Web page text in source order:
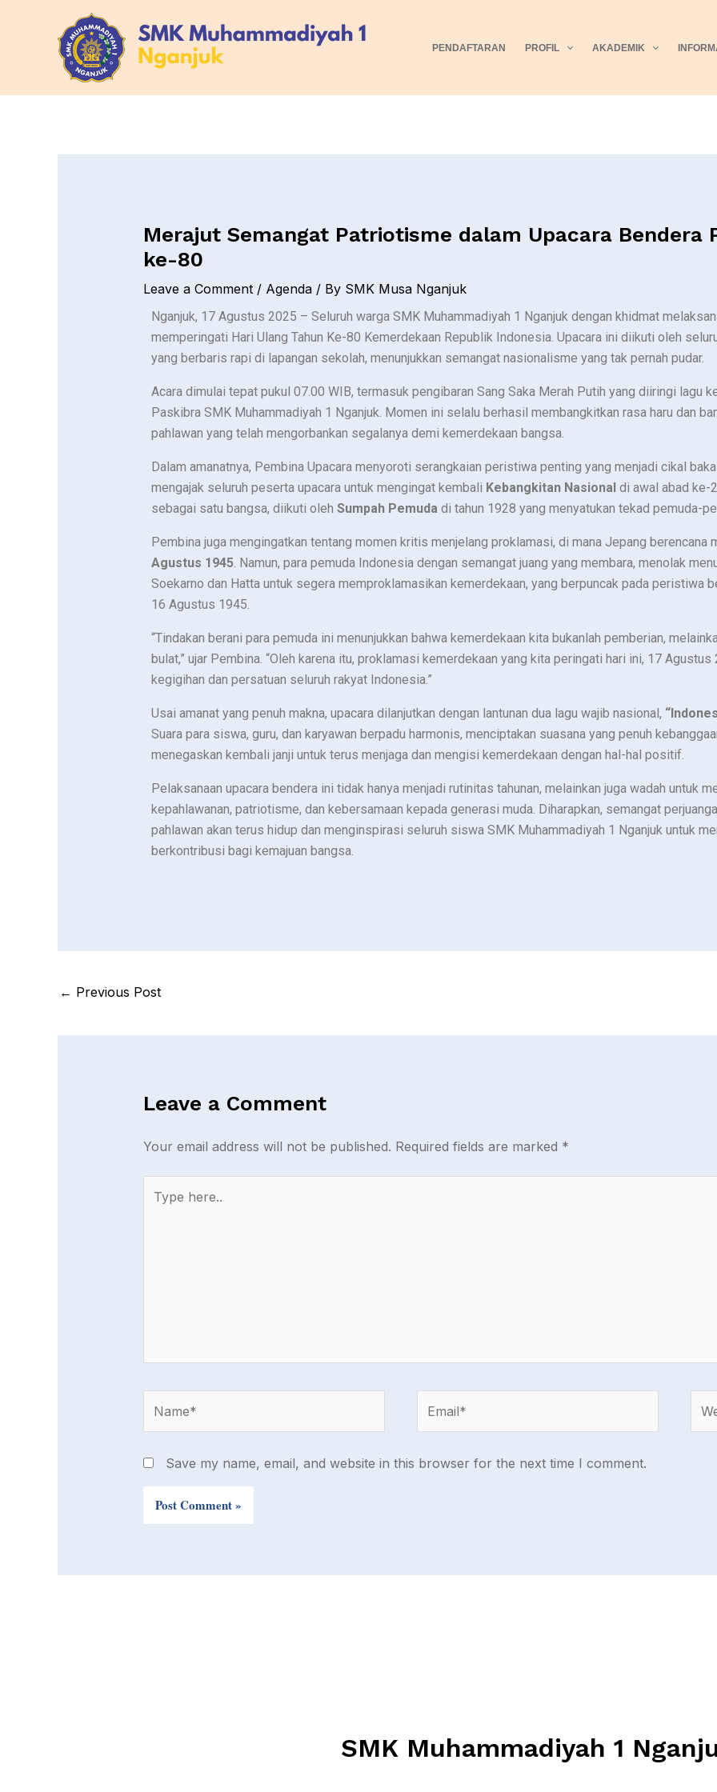
PENDAFTARAN PROFIL AKADEMIK
Merajut Semangat Patriotisme dalam Upacara Bendera
ke-80
Leave a Comment / Agenda/ By SMK Musa Nganjuk
Nganjuk, 17 Agustus 2025 – Seluruh warga SMK Muhammadiyah 1 Nganjuk dengan khidmat
memperingati Hari Ulang Tahun Ke-80 Kemerdekaan Republik Indonesia. Upacara ini diikuti oleh
yang berbaris rapi di lapangan sekolah, menunjukkan semangat nasionalisme yang tak pernah pudar.
Acara dimulai tepat pukul 07.00 WIB, termasuk pengibaran Sang Saka Merah Putih yang diiringi lagu
Paskibra SMK Muhammadiyah 1 Nganjuk. Momen ini selalu berhasil membangkitkan rasa haru dan
pahlawan yang telah mengorbankan segalanya demi kemerdekaan bangsa.
Dalam amanatnya, Pembina Upacara menyoroti serangkaian peristiwa penting yang menjadi cikal
mengajak seluruh peserta upacara untuk mengingat kembali Kebangkitan Nasional di awal abad ke-
sebagai satu bangsa, diikuti oleh Sumpah Pemudadi tahun 1928 yang menyatukan tekad pemuda-
Pembina juga mengingatkan tentang momen kritis menjelang proklamasi, di mana Jepang berencana
Agustus 1945. Namun, para pemuda Indonesia dengan semangat juang yang membara, menolak
Soekarno dan Hatta untuk segera memproklamasikan kemerdekaan, yang berpuncak pada peristiwa
16 Agustus 1945.
“Tindakan berani para pemuda ini menunjukkan bahwa kemerdekaan kita bukanlah pemberian,
bulat,” ujar Pembina. “Oleh karena itu, proklamasi kemerdekaan yang kita peringati hari ini, 17
kegigihan dan persatuan seluruh rakyat Indonesia.”
Usai amanat yang penuh makna, upacara dilanjutkan dengan lantunan dua lagu wajib nasional,
Suara para siswa, guru, dan karyawan berpadu harmonis, menciptakan suasana yang penuh
menegaskan kembali janji untuk terus menjaga dan mengisi kemerdekaan dengan hal-hal positif.
Pelaksanaan upacara bendera ini tidak hanya menjadi rutinitas tahunan, melainkan juga wadah untuk
kepahlawanan, patriotisme, dan kebersamaan kepada generasi muda. Diharapkan, semangat
pahlawan akan terus hidup dan menginspirasi seluruh siswa SMK Muhammadiyah 1 Nganjuk untuk
berkontribusi bagi kemajuan bangsa.
navigation
← Previous Post
Leave a Comment
Your email address will not be published. Required fields are marked *
here..
Save my name, email, and website in this browser for the next time I comment.
SMK Muhammadiyah 1